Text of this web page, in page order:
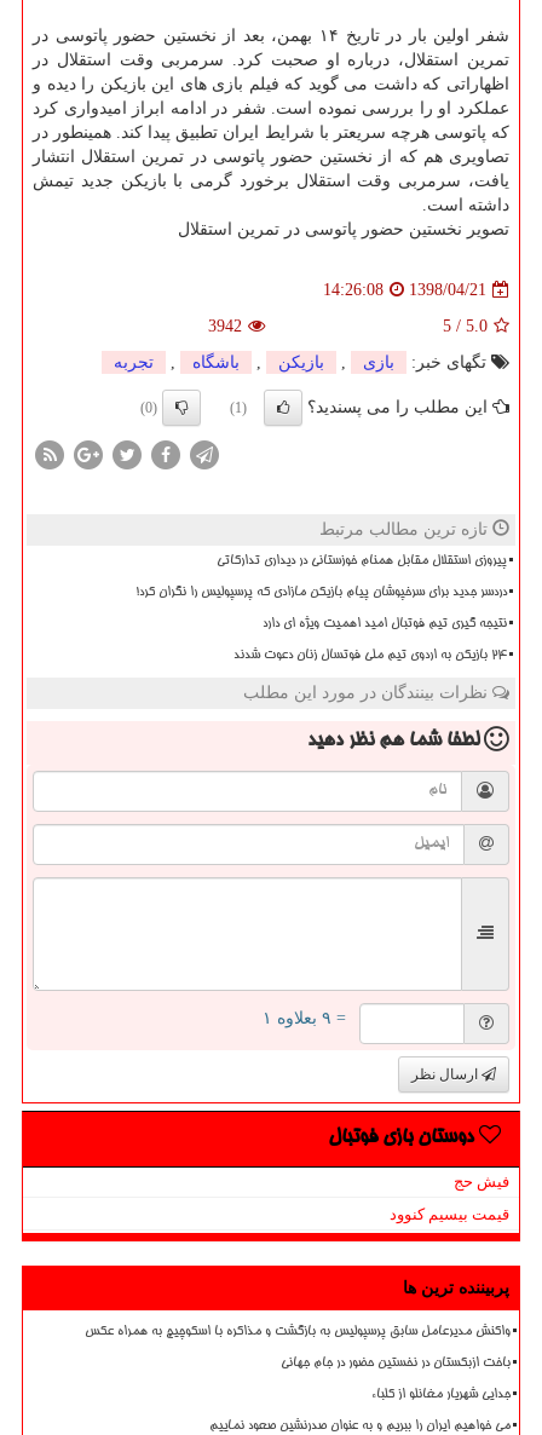
شفر اولین بار در تاریخ ۱۴ بهمن، بعد از نخستین حضور پاتوسی در
تمرین استقلال، درباره او صحبت كرد. سرمربی وقت استقلال در
اظهاراتی كه داشت می گوید كه فیلم بازی های این بازیكن را دیده و
عملكرد او را بررسی نموده است. شفر در ادامه ابراز امیدواری كرد
كه پاتوسی هرچه سریعتر با شرایط ایران تطبیق پیدا كند. همینطور در
تصاویری هم كه از نخستین حضور پاتوسی در تمرین استقلال انتشار
یافت، سرمربی وقت استقلال برخورد گرمی با بازیكن جدید تیمش
داشته است.
تصویر نخستین حضور پاتوسی در تمرین استقلال
1398/04/21
14:26:08
5.0
/
5
3942
تگهای خبر:
بازی , بازیكن , باشگاه , تجربه
این مطلب را می پسندید؟ (1)
(0)
تازه ترین مطالب مرتبط
پیروزی استقلال مقابل همنام خوزستانی در دیداری تدارکاتی
دردسر جدید برای سرخپوشان پیام بازیکن مازادی که پرسپولیس را نگران کرد!
نتیجه گیری تیم فوتبال امید اهمیت ویژه ای دارد
۲۴ بازیکن به اردوی تیم ملی فوتسال زنان دعوت شدند
نظرات بینندگان در مورد این مطلب
لطفا شما همنظر دهید
= ۹ بعلاوه ۱
ارسال نظر
دوستان بازی فوتبال
فیش حج
قیمت بیسیم کنوود
پربیننده ترین ها
واکنش مدیرعامل سابق پرسپولیس به بازگشت و مذاکره با اسکوچیچ به همراه عکس
باخت ازبکستان در نخستین حضور در جام جهانی
جدایی شهریار مغانلو از کلباء
می خواهیم ایران را ببریم و به عنوان صدرنشین صعود نماییم